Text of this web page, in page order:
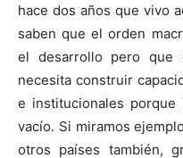
hace dos años que vivo
saben que el orden
el desarrollo pero que
necesita construir
e institucionales
vacío. Si miramos
otros países también,